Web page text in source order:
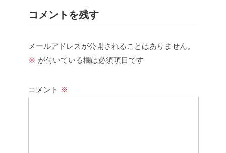
コメントを残す
メールアドレスが公開されることはありません。
※ が付いている欄は必須項目です
コメント ※